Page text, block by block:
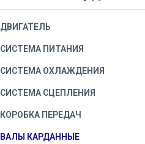
ДВИГАТЕЛЬ
СИСТЕМА ПИТАНИЯ
СИСТЕМА ОХЛАЖДЕНИЯ
СИСТЕМА СЦЕПЛЕНИЯ
КОРОБКА ПЕРЕДАЧ
ВАЛЫ КАРДАННЫЕ